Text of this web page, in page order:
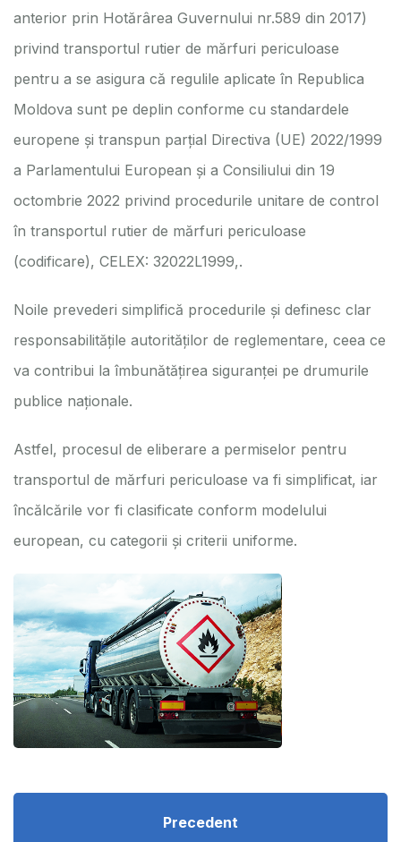
anterior prin Hotărârea Guvernului nr.589 din 2017)
privind transportul rutier de mărfuri periculoase
pentru a se asigura că regulile aplicate în Republica
Moldova sunt pe deplin conforme cu standardele
europene şi transpun parţial Directiva (UE) 2022/1999
a Parlamentului European și a Consiliului din 19
octombrie 2022 privind procedurile unitare de control
în transportul rutier de mărfuri periculoase
(codificare), CELEX: 32022L1999,.
Noile prevederi simplifică procedurile și definesc clar
responsabilitățile autorităților de reglementare, ceea ce
va contribui la îmbunătățirea siguranței pe drumurile
publice naționale.
Astfel, procesul de eliberare a permiselor pentru
transportul de mărfuri periculoase va fi simplificat, iar
încălcările vor fi clasificate conform modelului
european, cu categorii și criterii uniforme.
Precedent